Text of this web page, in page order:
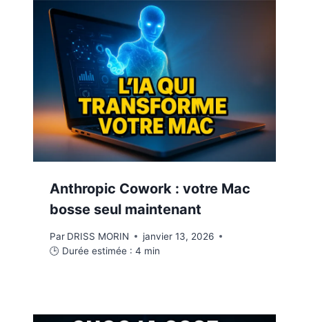
Anthropic Cowork : votre Mac
bosse seul maintenant
Par DRISS MORIN
janvier 13, 2026
🕒 Durée estimée : 4 min